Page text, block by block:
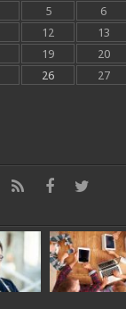
5 6
12 13
19 20
26 27